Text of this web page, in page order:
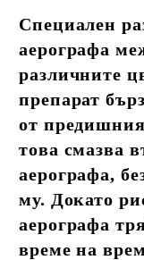
Специален
аерографа
различните
препарат
от
това смазва
аерографа,
му. Докато
аерографа
време на